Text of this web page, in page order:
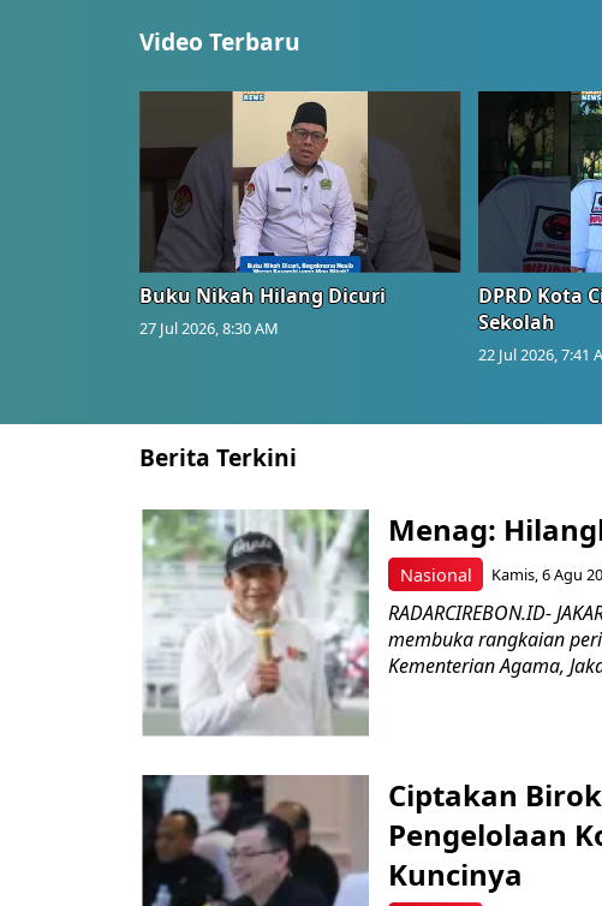
Video Terbaru
Buku Nikah Hilang Dicuri
27 Jul 2026, 8:30 AM
DPRD Kota
Sekolah
22 Jul 2026, 7:41
Berita Terkini
Nasional
Menag:
Kamis, 6 Agu
RADARCIREBON.ID-
membuka rangkaian
Kementerian Agama,
Ciptakan
Pengelolaan
Kuncinya